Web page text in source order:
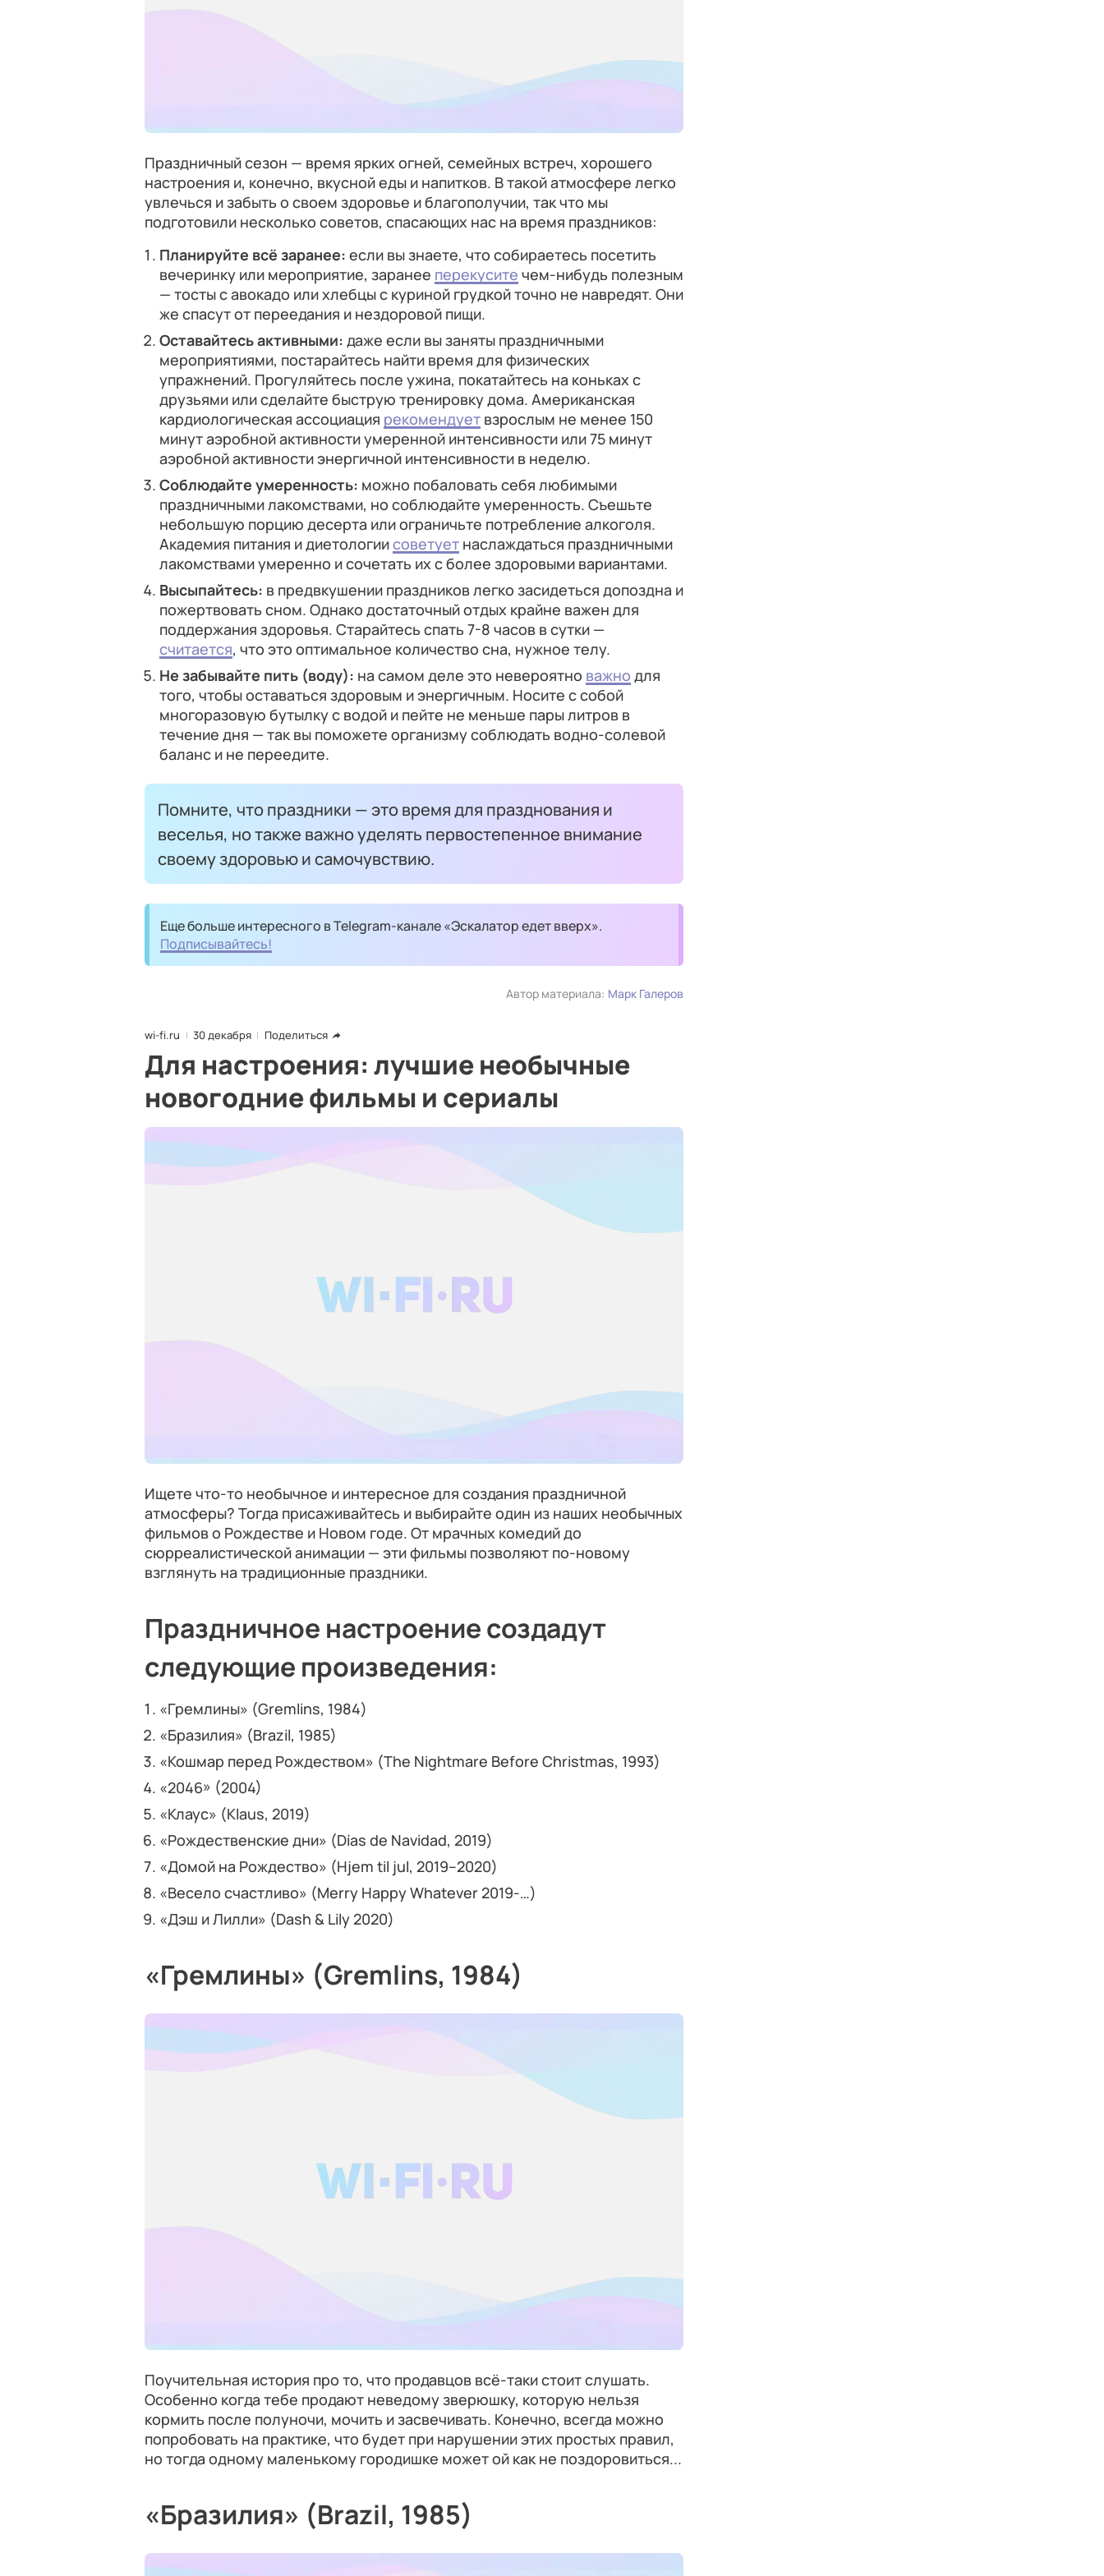
Праздничный сезон — время ярких огней, семейных встреч, хорошего
настроения и, конечно, вкусной еды и напитков. В такой атмосфере легко
увлечься и забыть о своем здоровье и благополучии, так что мы
подготовили несколько советов, спасающих нас на время праздников:
Планируйте всё заранее: если вы знаете, что собираетесь посетить
вечеринку или мероприятие, заранее перекусите чем-нибудь полезным
— тосты с авокадо или хлебцы с куриной грудкой точно не навредят. Они
же спасут от переедания и нездоровой пищи.
Оставайтесь активными: даже если вы заняты праздничными
мероприятиями, постарайтесь найти время для физических
упражнений. Прогуляйтесь после ужина, покатайтесь на коньках с
друзьями или сделайте быструю тренировку дома. Американская
кардиологическая ассоциация рекомендует взрослым не менее 150
минут аэробной активности умеренной интенсивности или 75 минут
аэробной активности энергичной интенсивности в неделю.
Соблюдайте умеренность: можно побаловать себя любимыми
праздничными лакомствами, но соблюдайте умеренность. Съешьте
небольшую порцию десерта или ограничьте потребление алкоголя.
Академия питания и диетологиисоветует наслаждаться праздничными
лакомствами умеренно и сочетать их с более здоровыми вариантами.
Высыпайтесь: в предвкушении праздников легко засидеться допоздна и
пожертвовать сном. Однако достаточный отдых крайне важен для
поддержания здоровья. Старайтесь спать 7-8 часов в сутки —
считается, что это оптимальное количество сна, нужное телу.
Не забывайте пить (воду): на самом деле это невероятно важно для
того, чтобы оставаться здоровым и энергичным. Носите с собой
многоразовую бутылку с водой и пейте не меньше пары литров в
течение дня — так вы поможете организму соблюдать водно-солевой
баланс и не переедите.
Помните, что праздники — это время для празднования и
веселья, но также важно уделять первостепенное внимание
своему здоровью и самочувствию.
Еще больше интересного в Telegram-канале «Эскалатор едет вверх».
Подписывайтесь!
Автор материала: Марк Галеров
wi-fi.ru 30 декабря Поделиться
Для настроения: лучшие необычные
новогодние фильмы и сериалы
Ищете что-то необычное и интересное для создания праздничной
атмосферы? Тогда присаживайтесь и выбирайте один из наших необычных
фильмов о Рождестве и Новом годе. От мрачных комедий до
сюрреалистической анимации — эти фильмы позволяют по-новому
взглянуть на традиционные праздники.
Праздничное настроение создадут
следующие произведения:
«Гремлины» (Gremlins, 1984)
«Бразилия» (Brazil, 1985)
«Кошмар перед Рождеством» (The Nightmare Before Christmas, 1993)
«2046» (2004)
«Клаус» (Klaus, 2019)
«Рождественские дни» (Días de Navidad, 2019)
«Домой на Рождество» (Hjem til jul, 2019–2020)
«Весело счастливо» (Merry Happy Whatever 2019-…)
«Дэш и Лилли» (Dash & Lily 2020)
«Гремлины» (Gremlins, 1984)
Поучительная история про то, что продавцов всё-таки стоит слушать.
Особенно когда тебе продают неведому зверюшку, которую нельзя
кормить после полуночи, мочить и засвечивать. Конечно, всегда можно
попробовать на практике, что будет при нарушении этих простых правил,
но тогда одному маленькому городишке может ой как не поздоровиться...
«Бразилия» (Brazil, 1985)